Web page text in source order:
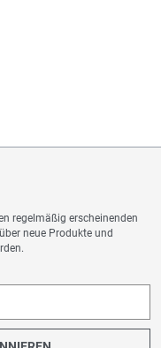
regelmäßig erscheinenden
neue Produkte und